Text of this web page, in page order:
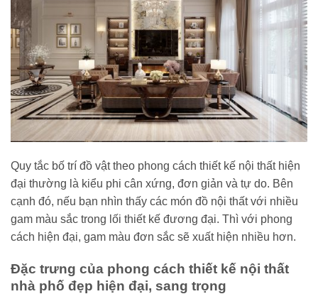
Quy tắc bố trí đồ vật theo phong cách thiết kế nội thất hiện
đại thường là kiểu phi cân xứng, đơn giản và tự do. Bên
cạnh đó, nếu bạn nhìn thấy các món đồ nội thất với nhiều
gam màu sắc trong lối thiết kế đương đại. Thì với phong
cách hiện đại, gam màu đơn sắc sẽ xuất hiện nhiều hơn.
Đặc trưng của phong cách thiết kế nội thất
nhà phố đẹp hiện đại, sang trọng